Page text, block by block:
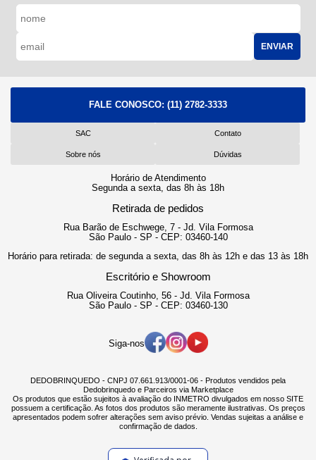
ENVIAR
FALE CONOSCO: (11) 2782-3333
SAC Contato
Sobre nós Dúvidas
Horário de Atendimento
Segunda a sexta, das 8h às 18h
Retirada de pedidos
Rua Barão de Eschwege, 7 - Jd. Vila Formosa
São Paulo - SP - CEP: 03460-140
Horário para retirada: de segunda a sexta, das 8h às 12h e das 13 às 18h
Escritório e Showroom
Rua Oliveira Coutinho, 56 - Jd. Vila Formosa
São Paulo - SP - CEP: 03460-130
Siga-nos
DEDOBRINQUEDO - CNPJ 07.661.913/0001-06 - Produtos vendidos pela
Dedobrinquedo e Parceiros via Marketplace
Os produtos que estão sujeitos à avaliação do INMETRO divulgados em nosso SITE
possuem a certificação. As fotos dos produtos são meramente ilustrativas. Os preços
apresentados podem sofrer alterações sem aviso prévio. Vendas sujeitas a análise e
confirmação de dados.